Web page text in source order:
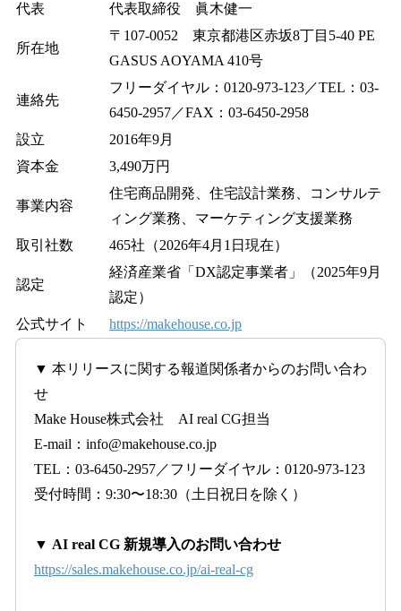
代表
代表取締役 眞木健一
所在地
〒107-0052 東京都港区赤坂8丁目5-40 PE
GASUS AOYAMA 410号
連絡先
フリーダイヤル：0120-973-123／TEL：03-
6450-2957／FAX：03-6450-2958
設立
2016年9月
資本金
3,490万円
事業内容
住宅商品開発、住宅設計業務、コンサルテ
ィング業務、マーケティング支援業務
取引社数
465社（2026年4月1日現在）
認定
経済産業省「DX認定事業者」（2025年9月
認定）
公式サイト
https://makehouse.co.jp
▼ 本リリースに関する報道関係者からのお問い合わ
せ
Make House株式会社 AI real CG担当
E-mail：info@makehouse.co.jp
TEL：03-6450-2957／フリーダイヤル：0120-973-123
受付時間：9:30〜18:30（土日祝日を除く）
▼ AI real CG 新規導入のお問い合わせ
https://sales.makehouse.co.jp/ai-real-cg